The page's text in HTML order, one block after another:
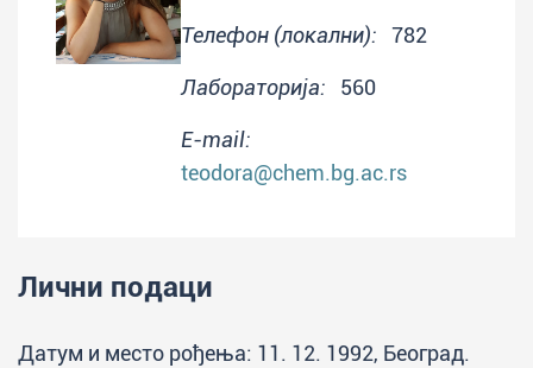
Телефон (локални): 782
Лабораторија: 560
E-mail:
teodora@chem.bg.ac.rs
Лични подаци
Датум и место рођења: 11. 12. 1992, Београд.